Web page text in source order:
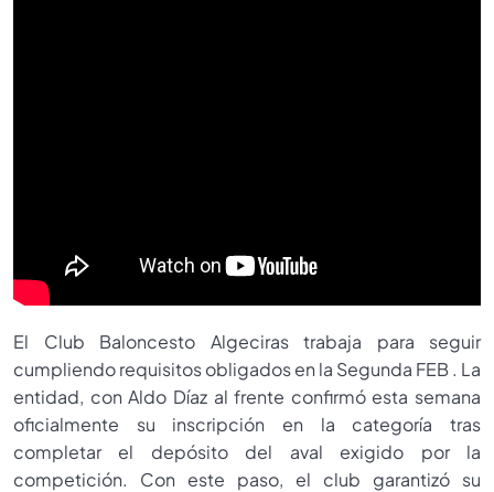
El Club Baloncesto Algeciras trabaja para seguir
cumpliendo requisitos obligados en la Segunda FEB . La
entidad, con Aldo Díaz al frente confirmó esta semana
oficialmente su inscripción en la categoría tras
completar el depósito del aval exigido por la
competición. Con este paso, el club garantizó su